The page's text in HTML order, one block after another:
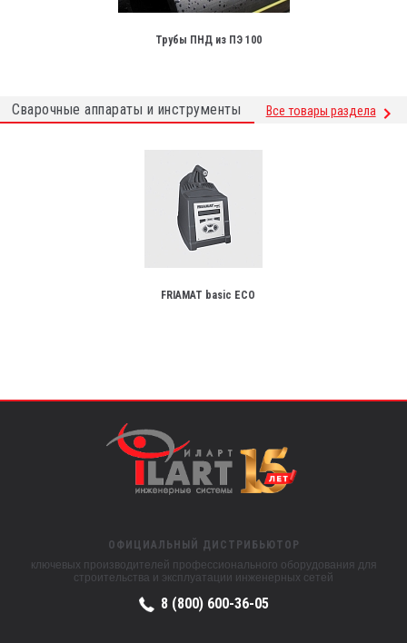
Трубы ПНД из ПЭ 100
Сварочные аппараты и инструменты Все товары раздела
FRIAMAT basic ECO
ОФИЦИАЛЬНЫЙ ДИСТРИБЬЮТОР
ключевых производителей профессионального оборудования для
строительства и эксплуатации инженерных сетей
8 (800) 600-36-05